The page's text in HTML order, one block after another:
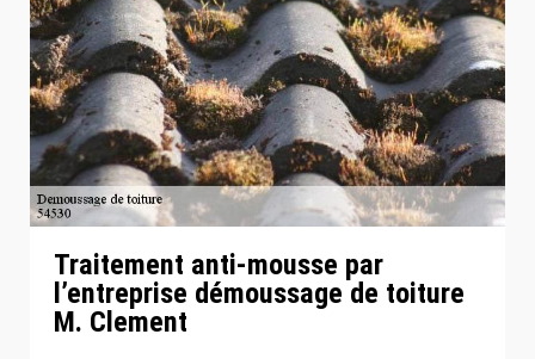
Traitement anti-mousse par
l’entreprise démoussage de toiture
M. Clement